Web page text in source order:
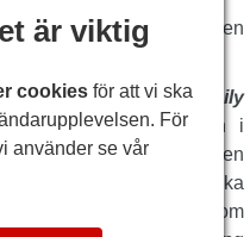
With My Family
är en
Fighting With My Family
och Dwayne Johnson i
av Stephen Merchant. Den
om den brittiska
Knight, även känd som
är viktig
cookies för att vi ska
För
använder se vår